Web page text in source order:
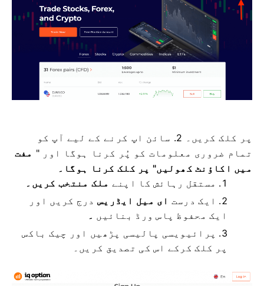
پر کلک کریں۔ 2. سائن اپ کرنے کے لیے آپ کو
تمام ضروری معلومات کو پُر کرنا ہوگا اور " مفت
میں اکاؤنٹ کھولیں" پر کلک کرنا ہوگا۔
اپنے مستقل رہائش کا
ملک منتخب کریں۔
ایک درست ای میل ایڈریس درج کریں اور
ایک محفوظ پاس ورڈ بنائیں ۔
پرائیویسی پالیسی پڑھیں اور چیک باکس
پر کلک کرکے اس کی تصدیق کریں۔